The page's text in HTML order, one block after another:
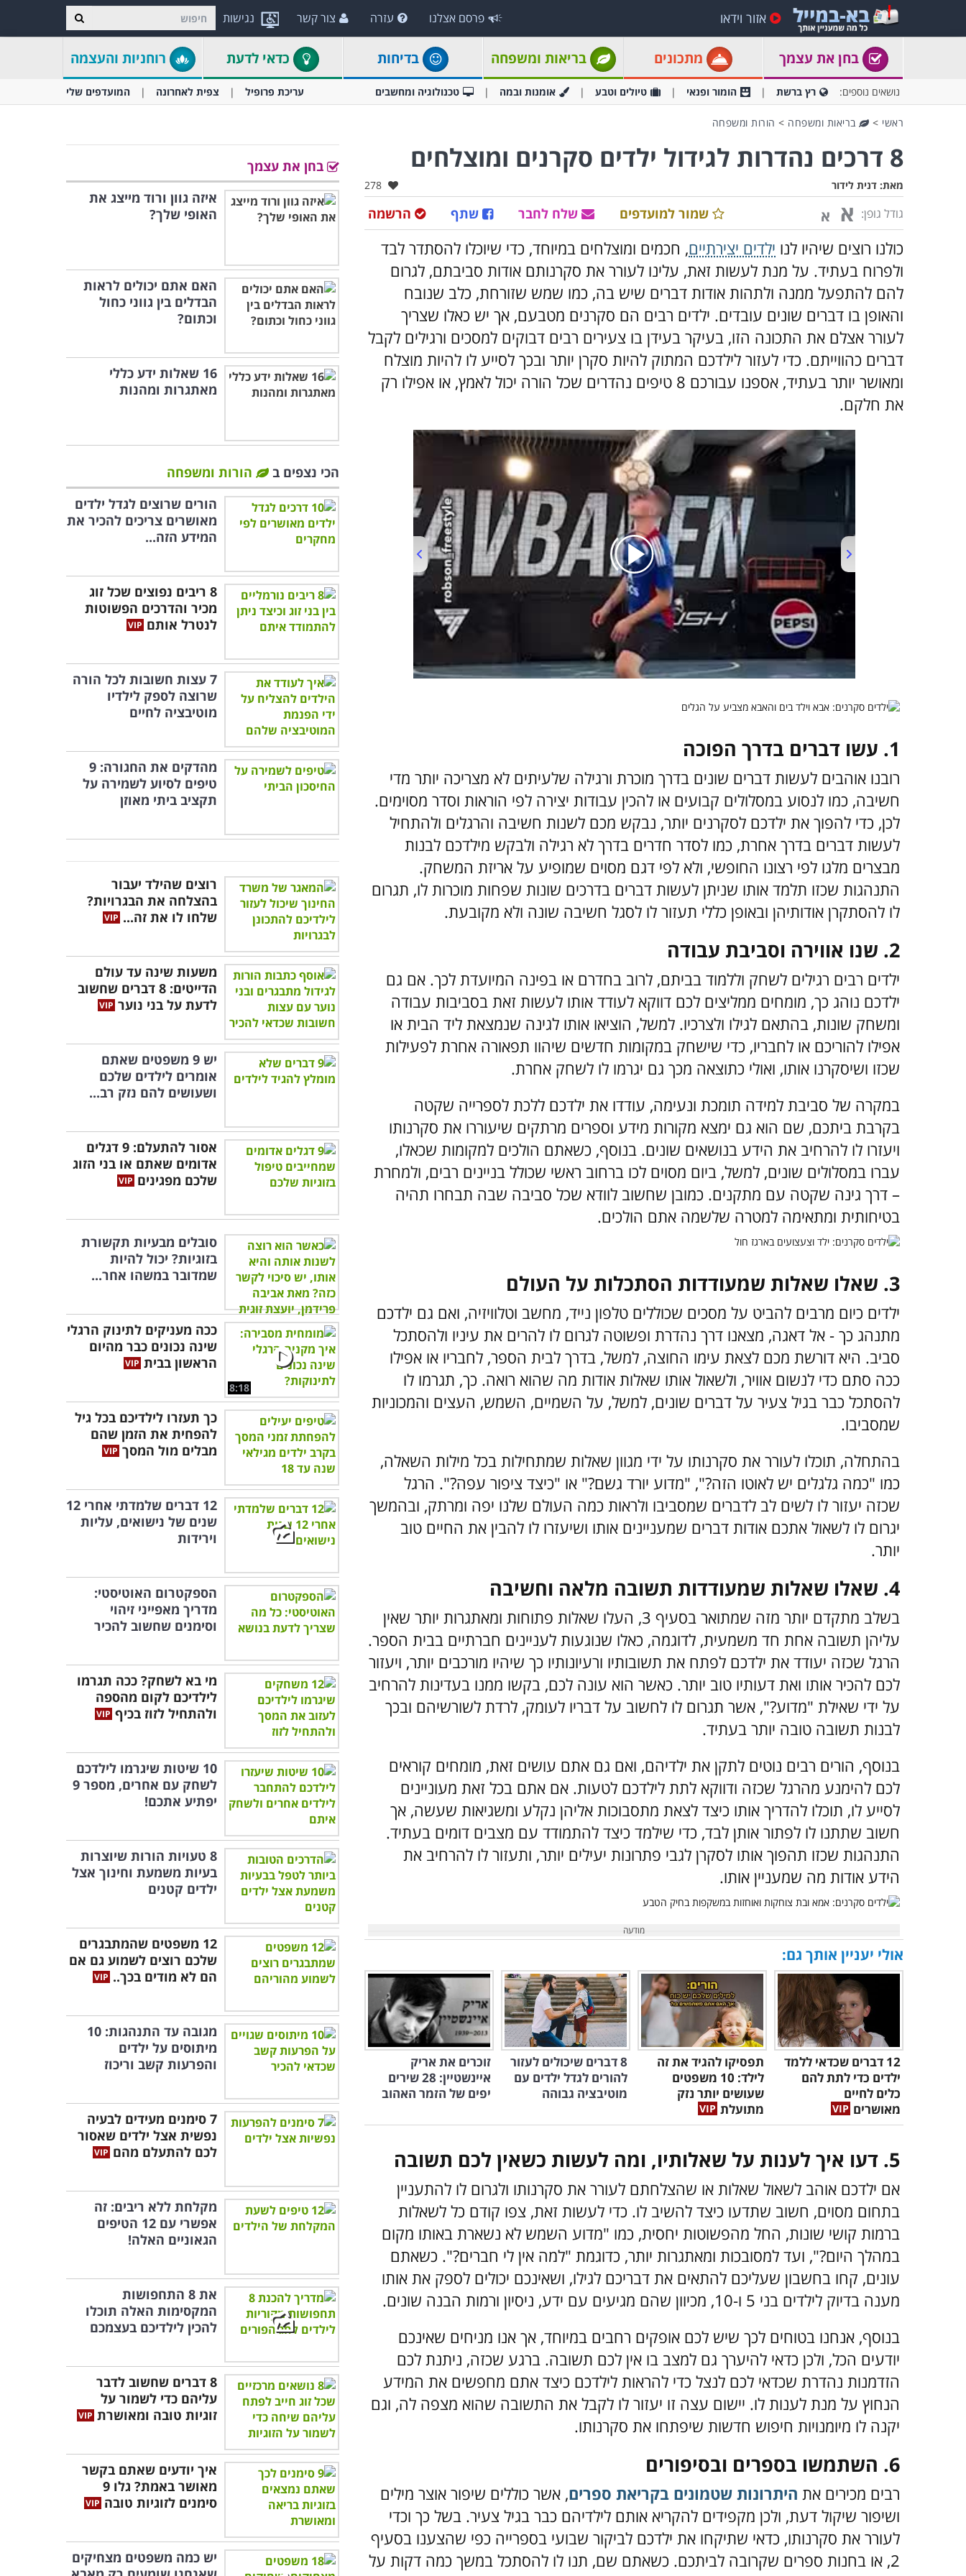
נגישות אזור וידאו פרסם אצלנו עזרה צור קשר
בחן את עצמך מתכונים בריאות ומשפחה בדיחות כדאי לדעת רוחניות והעצמה
נושאים נוספים: רץ ברשת הומור ופנאי טיולים וטבע אומנות ובמה טכנולוגיה ומחשבים עריכת פרופיל צפית לאחרונה המועדפים שלי
ראשי > בריאות ומשפחה > הורות ומשפחה
8 דרכים נהדרות לגידול ילדים סקרנים ומוצלחים
מאת: דנית לידור אהבו:
278
גודל גופן: א א הרשמה שתף שלח לחבר שמור למועדפים
כולנו רוצים שיהיו לנו ילדים יצירתיים, חכמים ומוצלחים במיוחד, כדי שיוכלו להסתדר לבד
ולפרוח בעתיד. על מנת לעשות זאת, עלינו לעורר את סקרנותם אודות סביבתם, לגרום
להם להתפעל ממנה ולתהות אודות דברים שיש בה, כמו שמש שזורחת, כלב שנובח
והאופן בו דברים שונים עובדים. ילדים רבים הם סקרנים מטבעם, אך יש כאלו שצריך
לעורר אצלם את התכונה הזו, בעיקר בעידן בו צעירים רבים דבוקים למסכים ורגילים לקבל
דברים כהווייתם. כדי לעזור לילדכם המתוק להיות סקרן יותר ובכך לסייע לו להיות מוצלח
ומאושר יותר בעתיד, אספנו עבורכם 8 טיפים נהדרים שכל הורה יכול לאמץ, או אפילו רק
את חלקם.
00:00/01:06
1. עשו דברים בדרך הפוכה
רובנו אוהבים לעשות דברים שונים בדרך מוכרת ורגילה שלעיתים לא מצריכה יותר מדי
חשיבה, כמו לנסוע במסלולים קבועים או להכין עבודות יצירה לפי הוראות וסדר מסוימים.
לכן, כדי להפוך את ילדכם לסקרנים יותר, נבקש מכם לשנות חשיבה והרגלים ולהתחיל
לעשות דברים בדרך אחרת, כמו לסדר חדרים בדרך לא רגילה ולבקש מילדכם לבנות
מבצרים מלגו לפי רצונו החופשי, ולא לפי דגם מסוים שמופיע על אריזת המשחק.
התנהגות שכזו תלמד אותו שניתן לעשות דברים בדרכים שונות שפחות מוכרות לו, תגרום
לו להסתקרן אודותיהן ובאופן כללי תעזור לו לסגל חשיבה שונה ולא מקובעת.
2. שנו אווירה וסביבת עבודה
ילדים רבים רגילים לשחק וללמוד בביתם, לרוב בחדרם או בפינה המיועדת לכך. אם גם
ילדכם נוהג כך, מומחים ממליצים לכם דווקא לעודד אותו לעשות זאת בסביבות עבודה
ומשחק שונות, בהתאם לגילו ולצרכיו. למשל, הוציאו אותו לגינה שנמצאת ליד הבית או
אפילו להוריכם או לחבריו, כדי שישחק במקומות חדשים שיהוו תפאורה אחרת לפעילות
שכזו ושיסקרנו אותו, ואולי כתוצאה מכך גם יגרמו לו לשחק אחרת.
במקרה של סביבת למידה תומכת ונעימה, עודדו את ילדכם ללכת לספרייה שקטה
בקרבת ביתכם, שם הוא גם ימצא מקורות מידע וספרים מרתקים שיעוררו את סקרנותו
ויעזרו לו להרחיב את הידע בנושאים שונים. בנוסף, כשאתם הולכים למקומות שכאלו,
עברו במסלולים שונים, למשל, ביום מסוים לכו ברחוב ראשי שכולל בניינים רבים, ולמחרת
– דרך גינה שקטה עם מתקנים. כמובן שחשוב לוודא שכל סביבה שבה תבחרו תהיה
בטיחותית ומתאימה למטרה שלשמה אתם הולכים.
3. שאלו שאלות שמעודדות הסתכלות על העולם
ילדים כיום מרבים להביט על מסכים שכוללים טלפון נייד, מחשב וטלוויזיה, ואם גם ילדכם
מתנהג כך - אל דאגה, מצאנו דרך נהדרת ופשוטה לגרום לו להרים את עיניו ולהסתכל
סביב. היא דורשת מכם לצאת עימו החוצה, למשל, בדרך לבית הספר, לחבריו או אפילו
ככה סתם כדי לנשום אוויר, ולשאול אותו שאלות אודות מה שהוא רואה. כך, תגרמו לו
להסתכל כבר בגיל צעיר על דברים שונים, למשל, על השמיים, השמש, העצים והמכוניות
שמסביבו.
בהתחלה, תוכלו לעורר את סקרנותו על ידי מגוון שאלות שמתחילות בכל מילות השאלה,
כמו "כמה גלגלים יש לאוטו הזה?", "מדוע יורד גשם?" או "כיצד ציפור עפה?". הרגל
שכזה יעזור לו לשים לב לדברים שמסביבו ולראות כמה העולם שלנו יפה ומרתק, ובהמשך
יגרום לו לשאול אתכם אודות דברים שמעניינים אותו ושיעזרו לו להבין את החיים טוב
יותר.
4. שאלו שאלות שמעודדות תשובה מלאה וחשיבה
בשלב מתקדם יותר מזה שמתואר בסעיף 3, העלו שאלות פתוחות ומאתגרות יותר שאין
עליהן תשובה אחת חד משמעית, לדוגמה, כאלו שנוגעות לעניינים חברתיים בבית הספר.
הרגל שכזה יעודד את ילדכם לפתח את תשובותיו ורעיונותיו כך שיהיו מורכבים יותר, ויעזור
לכם להכיר אותו ואת דעותיו טוב יותר. כאשר הוא עונה לכם, בקשו ממנו בעדינות להרחיב
על ידי שאילת "מדוע?", אשר תגרום לו לחשוב על דבריו לעומק, לרדת לשורשיהם ובכך
לבנות תשובה טובה יותר בעתיד.
בנוסף, הורים רבים נוטים לתקן את ילדיהם, ואם גם אתם עושים זאת, מומחים קוראים
לכם להימנע מהרגל שכזה ודווקא לתת לילדכם לטעות. אם אתם בכל זאת מעוניינים
לסייע לו, תוכלו להדריך אותו כיצד לצאת מתסבוכות אליהן נקלע ומשגיאות שעשה, אך
חשוב שתתנו לו לפתור אותן לבד, כדי שילמד כיצד להתמודד עם מצבים דומים בעתיד.
התנהגות שכזו תהפוך אותו לסקרן לגבי פתרונות יעילים יותר, ותעזור לו להרחיב את
הידע אודות מה שמעניין אותו.
אולי יעניין אותך גם:
12 דברים שכדאי ללמד
ילדים כדי לתת להם
כלים לחיים
מאושרים
תפסיקו להגיד את זה
לילד: 10 משפטים
שעושים יותר נזק
מתועלת
8 דברים שיכולים לעזור
להורים לגדל ילדים עם
מוטיבציה גבוהה
זוכרים את אריק
איינשטיין: 28 שירים
יפים של הזמר האהוב
5. דעו איך לענות על שאלותיו, ומה לעשות כשאין לכם תשובה
אם ילדכם אוהב לשאול שאלות או שהצלחתם לעורר את סקרנותו ולגרום לו להתעניין
בתחום מסוים, חשוב שתדעו כיצד להשיב לו. כדי לעשות זאת, צפו קודם כל לשאלות
ברמות קושי שונות, החל מהפשוטות יחסית, כמו "מדוע השמש לא נשארת באותו מקום
במהלך היום?", ועד למסובכות ומאתגרות יותר, כדוגמת "למה אין לי חברים?". כשאתם
עונים, קחו בחשבון שעליכם להתאים את דבריכם לגילו, ושאינכם יכולים לספק את אותו
מענה בדיוק לילדים בני 5 ו-10, מכיוון שהם מגיעים עם ידע, ניסיון ורמות הבנה שונים.
בנוסף, אנחנו בטוחים לכך שיש לכם אופקים רחבים במיוחד, אך אנו מניחים שאינכם
יודעים הכל, ולכן כדאי להיערך גם למצב בו אין לכם תשובה. ברגע שכזה, ניתנת לכם
הזדמנות נהדרת שכדאי לכם לנצל כדי להראות לילדכם כיצד אתם מחפשים את המידע
הנחוץ על מנת לענות לו. יישום עצה זו יעזור לו לקבל את התשובה שהוא מצפה לה, וגם
יקנה לו מיומנויות חיפוש חדשות שיפתחו את סקרנותו.
6. השתמשו בספרים ובסיפורים
רבים מכירים את היתרונות שטמונים בקריאת ספרים, אשר כוללים שיפור אוצר מילים
ושיפור שיקול דעת, ולכן מקפידים להקריא אותם לילדיהם כבר בגיל צעיר. בשל כך וכדי
לעורר את סקרנותו, כדאי שתיקחו את ילדכם לביקור שבועי בספרייה כפי שהצענו בסעיף
2, או בחנות ספרים שקרובה לביתכם. כשאתם שם, תנו לו להסתכל במשך כמה דקות על
בחן את עצמך
איזה גוון ורוד מייצג את
האופי שלך?
האם אתם יכולים לראות
הבדלים בין גווני כחול
וכתום?
16 שאלות ידע כללי
מאתגרות ומהנות
הכי נצפים ב
הורות ומשפחה
הורים שרוצים לגדל ילדים
מאושרים צריכים להכיר את
המידע הזה...
8 ריבים נפוצים שכל זוג
מכיר והדרכים הפשוטות
לנטרל אותם
7 עצות חשובות לכל הורה
שרוצה לספק לילדיו
מוטיבציה לחיים
מהדקים את החגורה: 9
טיפים לסיוע לשמירה על
תקציב ביתי מאוזן
רוצים שהילד יעבור
בהצלחה את הבגרויות?
שלחו לו את זה...
משעות שינה עד עולם
הדייטים: 8 דברים שחשוב
לדעת על בני נוער
יש 9 משפטים שאתם
אומרים לילדים שלכם
ושעושים להם נזק רב...
אסור להתעלם: 9 דגלים
אדומים שאתם או בני הזוג
שלכם מפגינים
סובלים מבעיות תקשורת
בזוגיות? יכול להיות
שמדובר במשהו אחר...
8:18
ככה מעניקים לתינוק הרגלי
שינה נכונים כבר מהיום
הראשון בבית
כך תעזרו לילדיכם בכל גיל
להפחית את הזמן שהם
מבלים מול המסך
12 דברים שלמדתי אחרי 12
שנים של נישואים, עליות
וירידות
הספקטרום האוטיסטי:
מדריך מאפייני זיהוי
וסימנים שחשוב להכיר
מי בא לשחק? ככה תגרמו
לילדיכם לקום מהספה
ולהתחיל לזוז בכיף
10 שיטות שיגרמו לילדכם
לשחק עם אחרים, מספר 9
יפתיע אתכם!
8 טעויות הורות שיוצרות
בעיות משמעת וחינוך אצל
ילדים קטנים
12 משפטים שהמתבגרים
שלכם רוצים לשמוע גם אם
הם לא מודים בכך..
מגובה עד התנהגות: 10
מיתוסים על ילדים
והפרעות קשב וריכוז
7 סימנים מעידים לבעיה
נפשית אצל ילדים שאסור
לכם להתעלם מהם
מקלחת ללא ריבים: זה
אפשרי עם 12 הטיפים
הגאוניים האלה!
את 8 התחפושות
המקסימות האלה תוכלו
להכין לילדיכם בעצמכם
8 דברים שחשוב לדבר
עליהם כדי לשמור על
זוגיות טובה ומאושרת
איך יודעים שאתם בקשר
מאושר באמת? גלו 9
סימנים לזוגיות טובה
יש כמה משפטים מצחיקים